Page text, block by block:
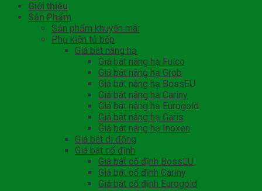
Giới thiệu
Sản Phẩm
Sản phẩm khuyến mãi
Phụ kiện tủ bếp
Giá bát nâng hạ
Giá bát nâng hạ Fulco
Giá bát nâng hạ Grob
Giá bát nâng hạ BossEU
Giá bát nâng hạ Cariny
Giá bát nâng hạ Eurogold
Giá bát nâng hạ Garis
Giá bát nâng hạ Inoxen
Giá bát di động
Giá bát cố định
Giá bát cố định BossEU
Giá bát cố định Cariny
Giá bát cố định Eurogold